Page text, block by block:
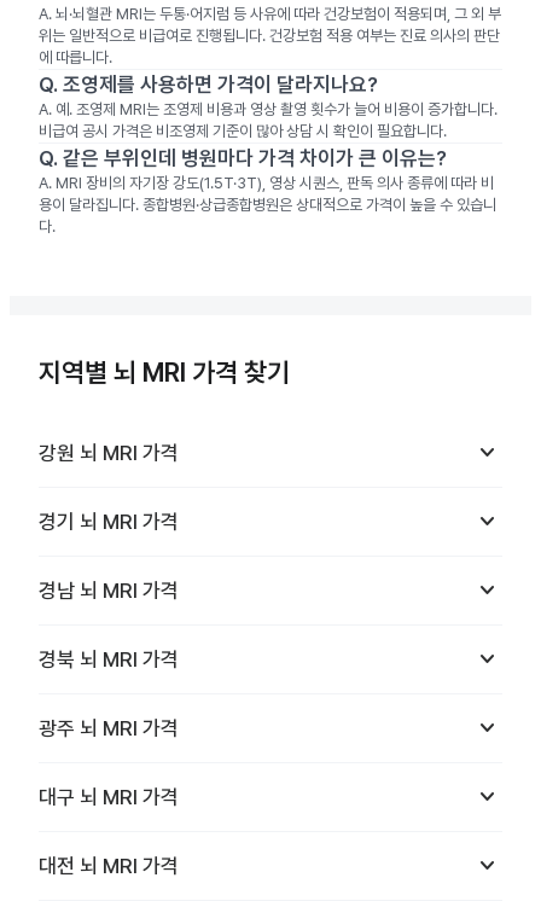
A. 뇌·뇌혈관 MRI는 두통·어지럼 등 사유에 따라 건강보험이 적용되며, 그 외 부
위는 일반적으로 비급여로 진행됩니다. 건강보험 적용 여부는 진료 의사의 판단
에 따릅니다.
Q. 조영제를 사용하면 가격이 달라지나요?
A. 예. 조영제 MRI는 조영제 비용과 영상 촬영 횟수가 늘어 비용이 증가합니다.
비급여 공시 가격은 비조영제 기준이 많아 상담 시 확인이 필요합니다.
Q. 같은 부위인데 병원마다 가격 차이가 큰 이유는?
A. MRI 장비의 자기장 강도(1.5T·3T), 영상 시퀀스, 판독 의사 종류에 따라 비
용이 달라집니다. 종합병원·상급종합병원은 상대적으로 가격이 높을 수 있습니
다.
지역별 뇌 MRI 가격 찾기
강원 뇌 MRI 가격 keyboard_arrow_down
경기 뇌 MRI 가격 keyboard_arrow_down
경남 뇌 MRI 가격 keyboard_arrow_down
경북 뇌 MRI 가격 keyboard_arrow_down
광주 뇌 MRI 가격 keyboard_arrow_down
대구 뇌 MRI 가격 keyboard_arrow_down
대전 뇌 MRI 가격 keyboard_arrow_down